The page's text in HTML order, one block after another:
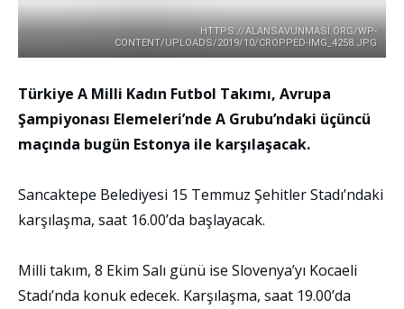
HTTPS://ALANSAVUNMASI.ORG/WP-
CONTENT/UPLOADS/2019/10/CROPPED-IMG_4258.JPG
Türkiye A Milli Kadın Futbol Takımı, Avrupa
Şampiyonası Elemeleri’nde A Grubu’ndaki üçüncü
maçında bugün Estonya ile karşılaşacak.
Sancaktepe Belediyesi 15 Temmuz Şehitler Stadı’ndaki
karşılaşma, saat 16.00’da başlayacak.
Milli takım, 8 Ekim Salı günü ise Slovenya’yı Kocaeli
Stadı’nda konuk edecek. Karşılaşma, saat 19.00’da